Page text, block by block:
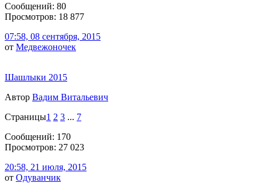
Сообщений: 80
Просмотров: 18 877
07:58, 08 сентября, 2015
от Медвежоночек
Шашлыки 2015
Автор Вадим Витальевич
Страницы1 2 3 ... 7
Сообщений: 170
Просмотров: 27 023
20:58, 21 июля, 2015
от Одуванчик